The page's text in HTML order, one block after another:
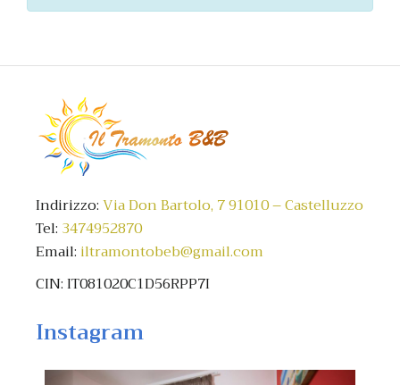
Indirizzo:Via Don Bartolo, 7 91010 – Castelluzzo
Tel: 3474952870
Email: iltramontobeb@gmail.com
CIN: IT081020C1D56RPP7I
Instagram